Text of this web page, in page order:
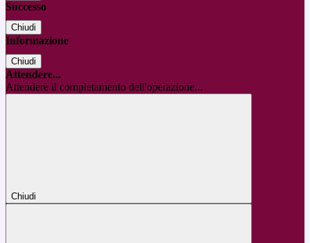
Successo
Chiudi
Informazione
Chiudi
Attendere...
Attendere il completamento dell'operazione...
Chiudi